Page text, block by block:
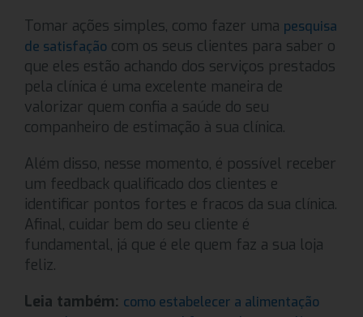
Tomar ações simples, como fazer uma pesquisa
de satisfação com os seus clientes para saber o
que eles estão achando dos serviços prestados
pela clínica é uma excelente maneira de
valorizar quem confia a saúde do seu
companheiro de estimação à sua clínica.
Além disso, nesse momento, é possível receber
um feedback qualificado dos clientes e
identificar pontos fortes e fracos da sua clínica.
Afinal, cuidar bem do seu cliente é
fundamental, já que é ele quem faz a sua loja
feliz.
Leia também: como estabelecer a alimentação